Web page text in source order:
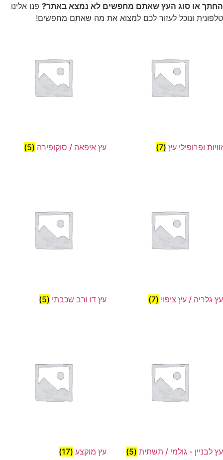
החתך או סוג העץ שאתם מחפשים לא נמצא באתר? פנו אלינו
טלפונית ונוכל לעזור לכם למצוא את מה שאתם מחפשים!
זוויות ופרופילי עץ (7) עץ איפאה / סוקופירה (5)
עץ גלריה / עץ ציפוי (7) עץ דו ורב שכבתי (5)
עץ לבניין - גולמי / תשתית (5) עץ מוקצע (17)